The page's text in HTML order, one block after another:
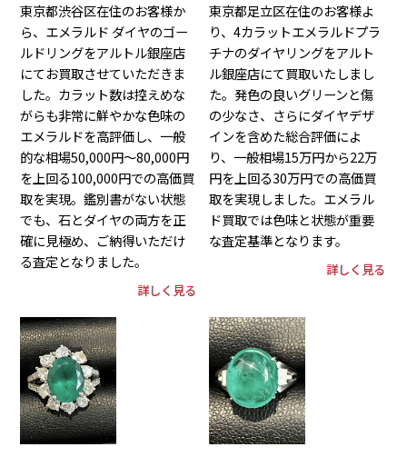
東京都渋谷区在住のお客様か
ら、エメラルド ダイヤのゴー
ルドリングをアルトル銀座店
にてお買取させていただきま
した。カラット数は控えめな
がらも非常に鮮やかな色味の
エメラルドを高評価し、一般
的な相場50,000円～80,000円
を上回る100,000円での高価買
取を実現。鑑別書がない状態
でも、石とダイヤの両方を正
確に見極め、ご納得いただけ
る査定となりました。
詳しく見る
東京都足立区在住のお客様よ
り、4カラットエメラルドプラ
チナのダイヤリングをアルト
ル銀座店にて買取いたしまし
た。発色の良いグリーンと傷
の少なさ、さらにダイヤデザ
インを含めた総合評価によ
り、一般相場15万円から22万
円を上回る30万円での高価買
取を実現しました。エメラル
ド買取では色味と状態が重要
な査定基準となります。
詳しく見る